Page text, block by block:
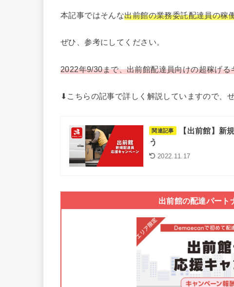
本記事ではそんな出前館の業務委託配達員の稼
ぜひ、参考にしてください。
2022年9/30まで、出前館配達員向けの超稼げ
⬇︎こちらの記事で詳しく解説していますので、
関連記事
【出前館】新
う
2022.11.17
出前館の配達パート